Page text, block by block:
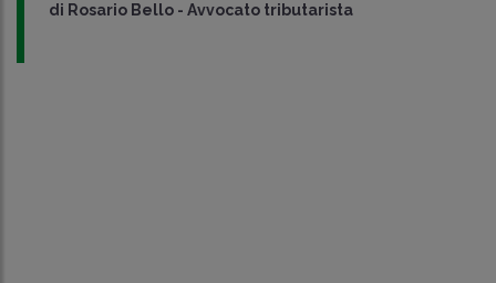
di Rosario Bello - Avvocato tributarista